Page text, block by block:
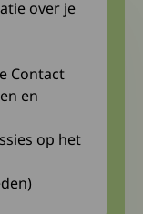
over je
Contact
en
op het